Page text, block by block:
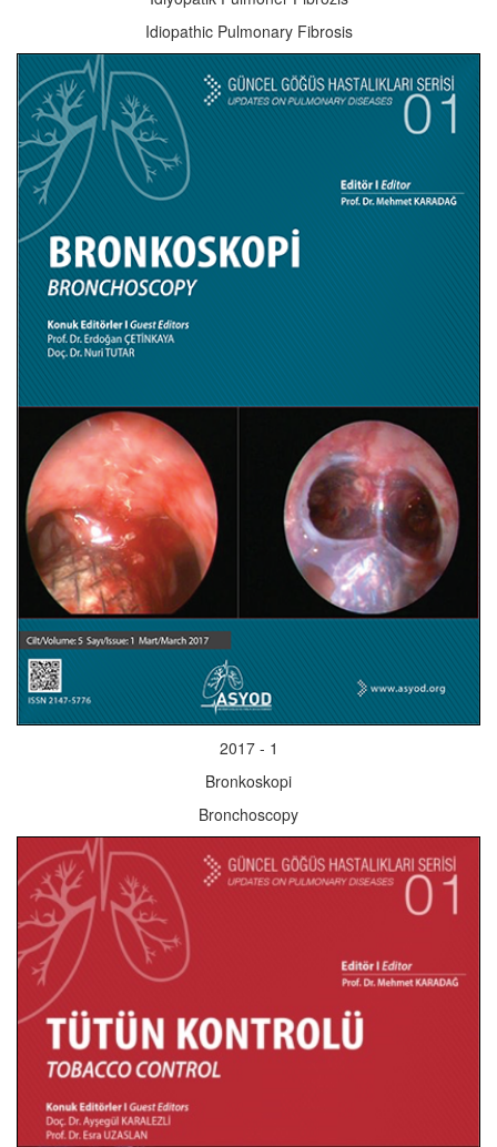
Idiopathic Pulmonary Fibrosis
2017 - 1
Bronkoskopi
Bronchoscopy